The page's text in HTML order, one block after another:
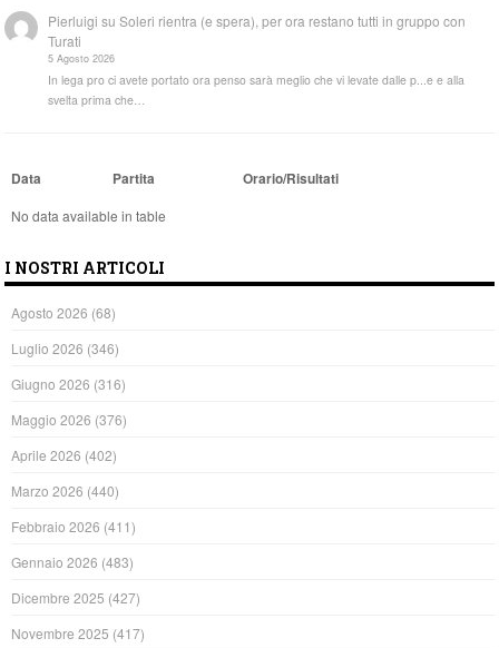
Pierluigi suSoleri rientra (e spera), per ora restano tutti in gruppo con
Turati
5 Agosto 2026
In lega pro ci avete portato ora penso sarà meglio che vi levate dalle p...e e alla
svelta prima che…
Data Partita Orario/Risultati
No data available in table
I NOSTRI ARTICOLI
Agosto 2026 (68)
Luglio 2026 (346)
Giugno 2026 (316)
Maggio 2026 (376)
Aprile 2026 (402)
Marzo 2026 (440)
Febbraio 2026 (411)
Gennaio 2026 (483)
Dicembre 2025 (427)
Novembre 2025 (417)